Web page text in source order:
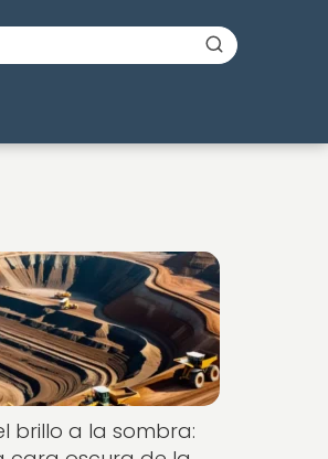
brillo a la sombra: